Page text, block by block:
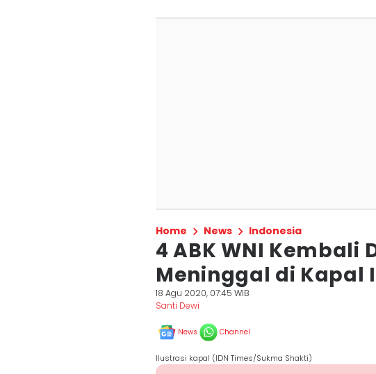
Home News Indonesia
4 ABK WNI Kembali
Meninggal di Kapal
18 Agu 2020, 07:45 WIB
Santi Dewi
News Channel
Ilustrasi kapal (IDN Times/Sukma Shakti)